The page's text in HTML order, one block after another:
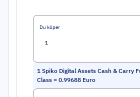
Du köper
1 Spiko Digital Assets Cash & Carry
Class = 0.99688 Euro